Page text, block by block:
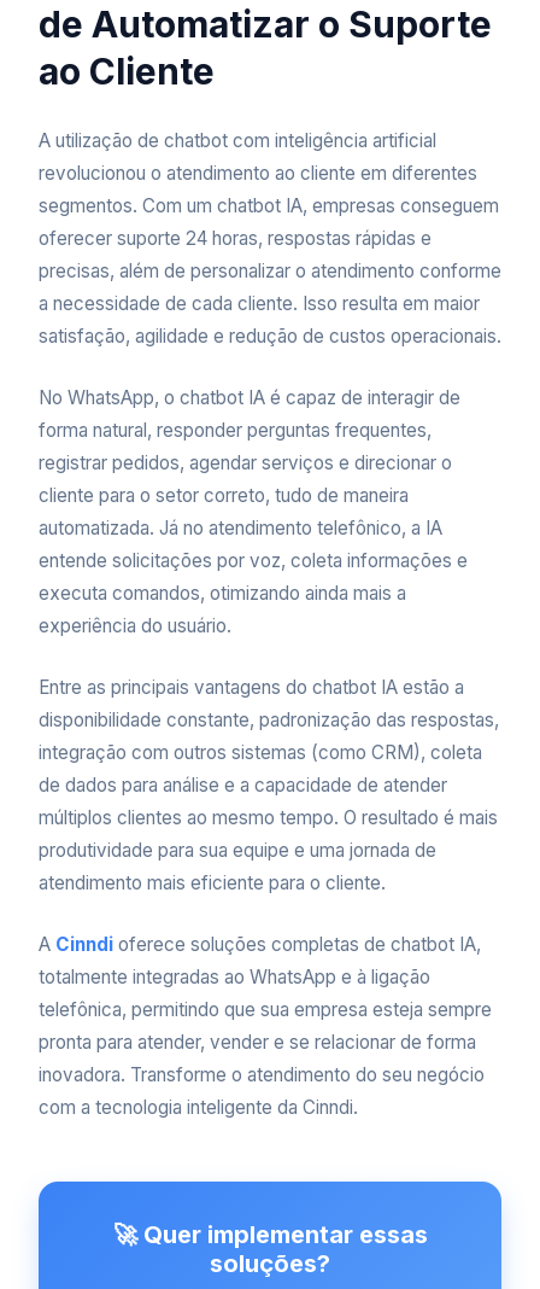
de Automatizar o Suporte
ao Cliente
A utilização de chatbot com inteligência artificial
revolucionou o atendimento ao cliente em diferentes
segmentos. Com um chatbot IA, empresas conseguem
oferecer suporte 24 horas, respostas rápidas e
precisas, além de personalizar o atendimento conforme
a necessidade de cada cliente. Isso resulta em maior
satisfação, agilidade e redução de custos operacionais.
No WhatsApp, o chatbot IA é capaz de interagir de
forma natural, responder perguntas frequentes,
registrar pedidos, agendar serviços e direcionar o
cliente para o setor correto, tudo de maneira
automatizada. Já no atendimento telefônico, a IA
entende solicitações por voz, coleta informações e
executa comandos, otimizando ainda mais a
experiência do usuário.
Entre as principais vantagens do chatbot IA estão a
disponibilidade constante, padronização das respostas,
integração com outros sistemas (como CRM), coleta
de dados para análise e a capacidade de atender
múltiplos clientes ao mesmo tempo. O resultado é mais
produtividade para sua equipe e uma jornada de
atendimento mais eficiente para o cliente.
A Cinndi oferece soluções completas de chatbot IA,
totalmente integradas ao WhatsApp e à ligação
telefônica, permitindo que sua empresa esteja sempre
pronta para atender, vender e se relacionar de forma
inovadora. Transforme o atendimento do seu negócio
com a tecnologia inteligente da Cinndi.
🚀 Quer implementar essas
soluções?